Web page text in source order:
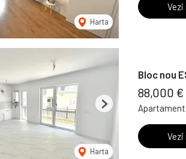
Harta
Harta
Next
Bloc nou
88,000 €
Apartament